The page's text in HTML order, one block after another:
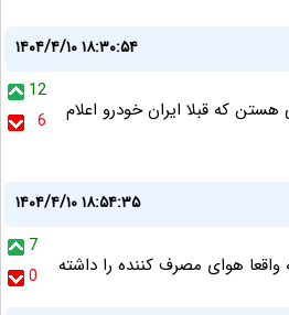
۱۴۰۴/۴/۱۰ ۱۸:۳۰:۵۴
12
6
که قبلا ایران خودرو اعلام
۱۴۰۴/۴/۱۰ ۱۸:۵۴:۳۵
7
0
هوای مصرف کننده را داشته